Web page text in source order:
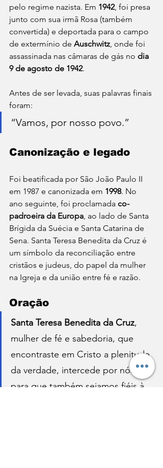
pelo regime nazista. Em 1942, foi presa
junto com sua irmã Rosa (também
convertida) e deportada para o campo
de extermínio de Auschwitz, onde foi
assassinada nas câmaras de gás no dia
9 de agosto de 1942.
Antes de ser levada, suas palavras finais
foram:
“Vamos, por nosso povo.”
Canonização e legado
Foi beatificada por São João Paulo II
em 1987 e canonizada em 1998. No
ano seguinte, foi proclamada co-
padroeira da Europa, ao lado de Santa
Brígida da Suécia e Santa Catarina de
Sena. Santa Teresa Benedita da Cruz é
um símbolo da reconciliação entre
cristãos e judeus, do papel da mulher
na Igreja e da união entre fé e razão.
Oração
Santa Teresa Benedita da Cruz,
mulher de fé e sabedoria, que
encontraste em Cristo a plenitude
da verdade, intercede por nós
para que também sejamos fiéis à